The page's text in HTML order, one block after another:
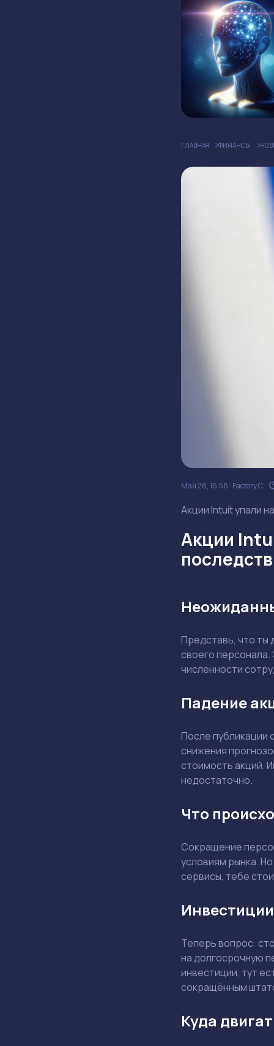
ГЛАВНАЯ ФИНАНСЫ
Май 28, 16:58 Factory C.
Акции Intuit упали
Акции
Представь, что ты
своего
численности
Падение
После публикации
снижения
стоимость акций.
недостаточно.
Что
Сокращение
условиям рынка.
сервисы, тебе
Теперь вопрос:
на долгосрочную
инвестиции, тут
сокращённым
Куда